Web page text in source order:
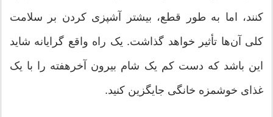
کنند، اما به طور قطع، بیشتر آشپزی کردن بر سلامت
کلی آن‌ها تأثیر خواهد گذاشت. یک راه واقع گرایانه شاید
این باشد که دست کم یک شام بیرون آخرهفته را با یک
غذای خوشمزه خانگی جایگزین کنید.